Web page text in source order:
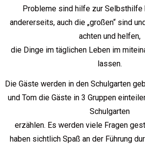
Probleme sind hilfe zur Selbsthilfe
andererseits, auch die „großen“ sind
achten und helfen,
die Dinge im täglichen Leben im
lassen.
Die Gäste werden in den Schulgarten
und Tom die Gäste in 3 Gruppen
Schulgarten
erzählen. Es werden viele Fragen
haben sichtlich Spaß an der Führung